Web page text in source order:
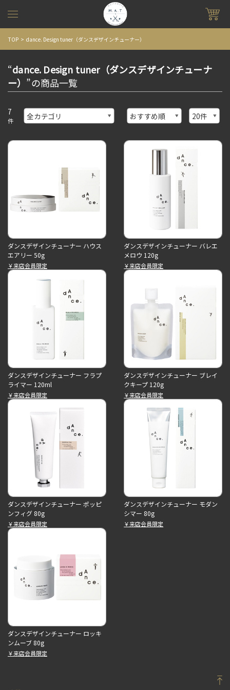
TOP dance. Design tuner（ダンスデザインチューナー）
“dance. Design tuner（ダンスデザインチューナ
ー） ”の商品一覧
7
件
ダンスデザインチューナー ハウス
エアリー 50g
￥来店会員限定
ダンスデザインチューナー バレエ
メロウ 120g
￥来店会員限定
ダンスデザインチューナー フラプ
ライマー 120ml
￥来店会員限定
ダンスデザインチューナー ブレイ
クキープ 120g
￥来店会員限定
ダンスデザインチューナー ポッピ
ンフィグ 80g
￥来店会員限定
ダンスデザインチューナー モダン
シマー 80g
￥来店会員限定
ダンスデザインチューナー ロッキ
ンムーブ 80g
￥来店会員限定